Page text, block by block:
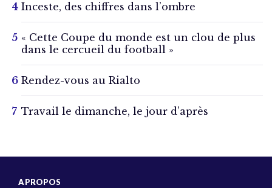
Inceste, des chiffres dans l’ombre
« Cette Coupe du monde est un clou de plus
dans le cercueil du football »
Rendez-vous au Rialto
Travail le dimanche, le jour d’après
A PROPOS